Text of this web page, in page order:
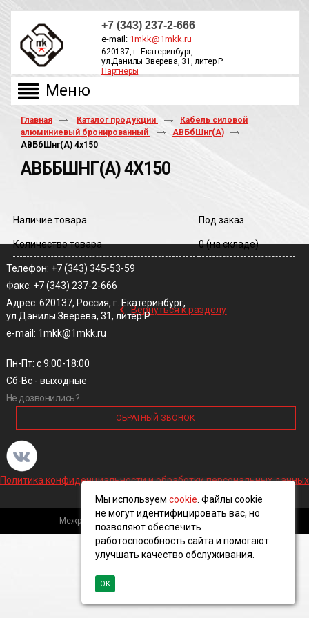
+7 (343) 237-2-666
e-mail: 1mkk@1mkk.ru
620137, г. Екатеринбург,
ул.Данилы Зверева, 31, литер Р
Партнеры
Главная Каталог продукции
Кабель силовой
алюминиевый бронированный
АВБбШнг(А)
АВБбШнг(A) 4х150
АВББШНГ(A) 4Х150
Наличие товара Под заказ
Количество товара 0(на складе)
‹ Вернуться к разделу
Телефон: +7 (343) 345-53-59
Факс: +7 (343) 237-2-666
Адрес: 620137, Россия, г. Екатеринбург,
ул.Данилы Зверева, 31, литер Р
e-mail: 1mkk@1mkk.ru
Пн-Пт: с 9:00-18:00
Сб-Вс - выходные
Не дозвонились?
ОБРАТНЫЙ ЗВОНОК
Политика конфиденциальности и обработки персональных данных
Межрегиональная кабельная компания, 2016 ©
Мы используем cookie . Файлы cookie
не могут идентифицировать вас, но
позволяют обеспечить
работоспособность сайта и помогают
улучшать качество обслуживания.
ОК